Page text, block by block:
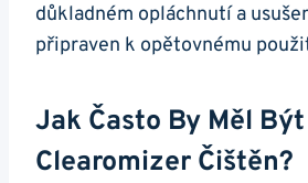
důkladném opláchnutí a
připraven k opětovnému
Jak Často By Měl Být
Clearomizer Čištěn?